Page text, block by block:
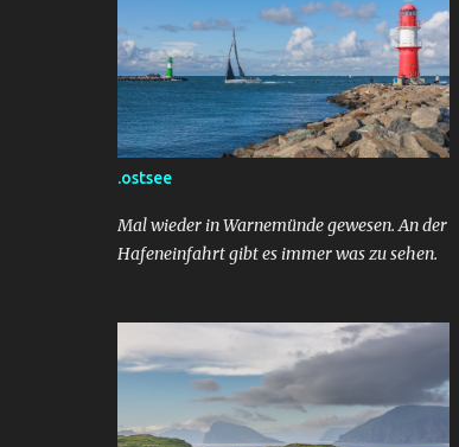
.ostsee
Mal wieder in Warnemünde gewesen. An der
Hafeneinfahrt gibt es immer was zu sehen.